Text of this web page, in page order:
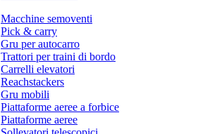
Macchine semoventi
Pick & carry
Gru per autocarro
Trattori per traini di bordo
Carrelli elevatori
Reachstackers
Gru mobili
Piattaforme aeree a forbice
Piattaforme aeree